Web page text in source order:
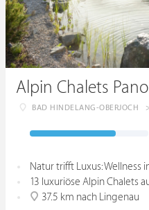
BAD HINDELANG-OBERJOCH >
Natur trifft Luxus: Wellness
13 luxuriöse Alpin Chalets
37.5 km nach Lingenau